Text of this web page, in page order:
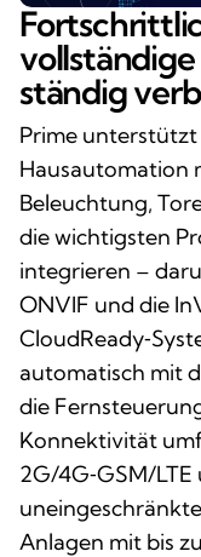
ständig
Prime
Hausautomation
Beleuchtung,
die wichtigsten
integrieren –
ONVIF und die
automatisch mit
die
Konnektivität
2G/4G‑GSM/
Anlagen mit bis